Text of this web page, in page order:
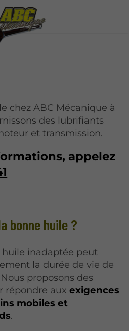
chez ABC Mécanique à
des lubrifiants
et transmission.
appelez
bonne huile ?
huile inadaptée peut
la durée de vie de
proposons des
répondre auxexigences
mobiles et
.